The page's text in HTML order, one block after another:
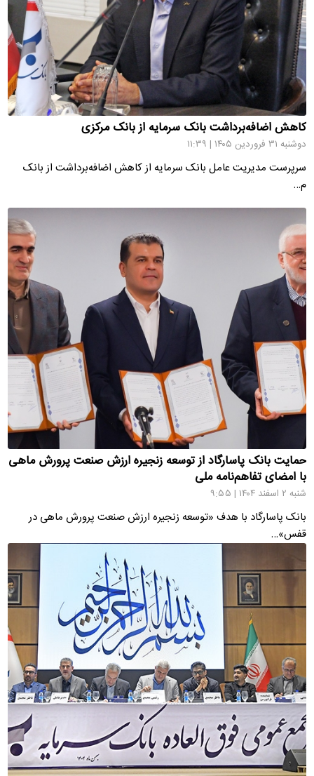
کاهش اضافه‌برداشت بانک سرمایه از بانک مرکزی
دوشنبه ۳۱ فروردین ۱۴۰۵ | ۱۱:۳۹
سرپرست مدیریت عامل بانک سرمایه از کاهش اضافه‌برداشت از بانک
م…
حمایت بانک پاسارگاد از توسعه زنجیره ارزش صنعت پرورش ماهی
با امضای تفاهم‌نامه ملی
شنبه ۲ اسفند ۱۴۰۴ | ۹:۵۵
بانک پاسارگاد با هدف «توسعه زنجیره ارزش صنعت پرورش ماهی در
قفس»…